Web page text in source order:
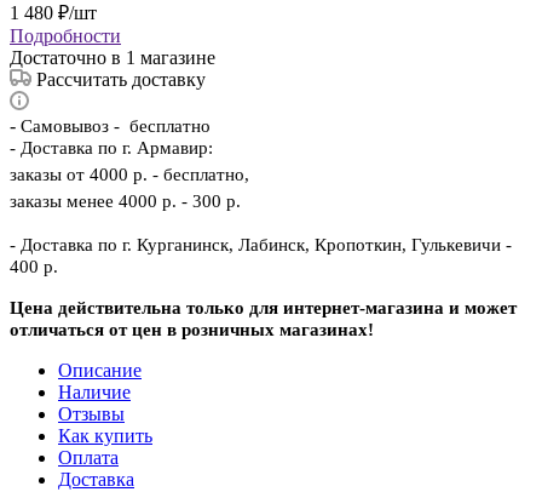
1 480 ₽/шт
Подробности
Достаточно в 1 магазине
Рассчитать доставку
- Самовывоз - бесплатно
- Доставка по г. Армавир:
заказы от 4000 р. - бесплатно,
заказы менее 4000 р. - 300 р.
- Доставка по г. Курганинск, Лабинск, Кропоткин, Гулькевичи -
400 р.
Цена действительна только для интернет-магазина и может
отличаться от цен в розничных магазинах!
Описание
Наличие
Отзывы
Как купить
Оплата
Доставка